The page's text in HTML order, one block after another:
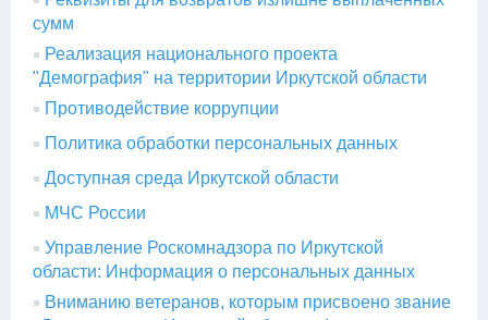
сумм
Реализация национального проекта
"Демография" на территории Иркутской области
Противодействие коррупции
Политика обработки персональных данных
Доступная среда Иркутской области
МЧС России
Управление Роскомнадзора по Иркутской
области: Информация о персональных данных
Вниманию ветеранов, которым присвоено звание